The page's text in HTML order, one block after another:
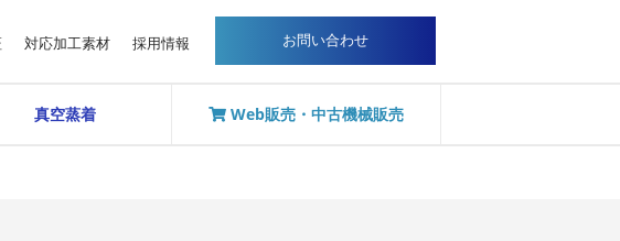
真空蒸着 Web販売・中古機械販売
対応加工素材 採用情報 お問い合わせ